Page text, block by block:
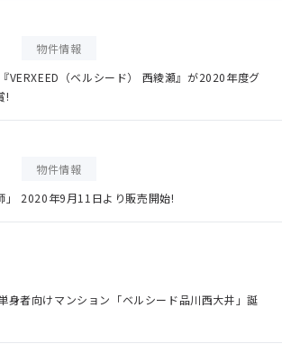
物件情報
VERXEED（ベルシード） 西綾瀬』が2020年度グ
!
物件情報
」 2020年9月11日より販売開始!
身者向けマンション「ベルシード品川西大井」誕